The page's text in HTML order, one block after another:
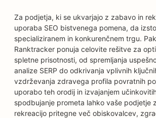
Za podjetja, ki se ukvarjajo z zabavo in
uporaba SEO bistvenega pomena, da
specializiranem in konkurenčnem trgu.
Ranktracker ponuja celovite rešitve za
spletne prisotnosti, od spremljanja
analize SERP do odkrivanja vplivnih
vzdrževanja zdravega profila povratnih
uporabo teh orodij in izvajanjem
spodbujanje prometa lahko vaše podjetje
rekreacijo pritegne več obiskovalcev,